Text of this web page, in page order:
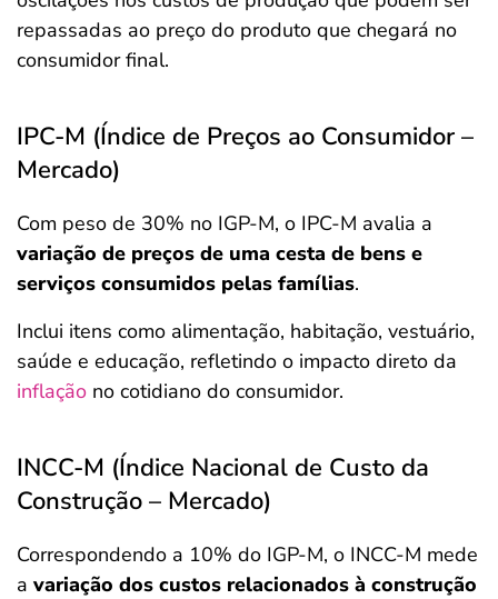
repassadas ao preço do produto que chegará no
consumidor final.
IPC-M (Índice de Preços ao Consumidor –
Mercado)
Com peso de 30% no IGP-M, o IPC-M avalia a
variação de preços de uma cesta de bens e
serviços consumidos pelas famílias.
Inclui itens como alimentação, habitação, vestuário,
saúde e educação, refletindo o impacto direto da
inflação no cotidiano do consumidor.
INCC-M (Índice Nacional de Custo da
Construção – Mercado)
Correspondendo a 10% do IGP-M, o INCC-M mede
a variação dos custos relacionados à construção